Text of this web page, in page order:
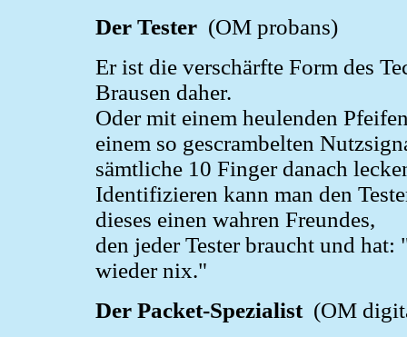
Der Tester (OM probans)
Er ist die verschärfte Form des
Brausen daher.
Oder mit einem heulenden
einem so gescrambelten
sämtliche 10 Finger danach
Identifizieren kann man den
dieses einen wahren Freundes,
den jeder Tester braucht und
wieder nix."
Der Packet-Spezialist(OM